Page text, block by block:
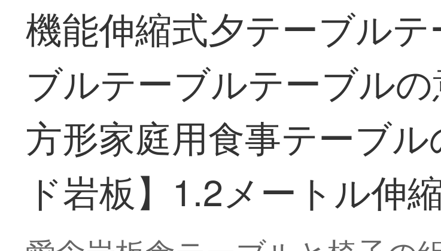
機能伸縮式夕テーブル
ブルテーブルテーブル
方形家庭用食事テーブ
ド岩板】1.2メートル伸